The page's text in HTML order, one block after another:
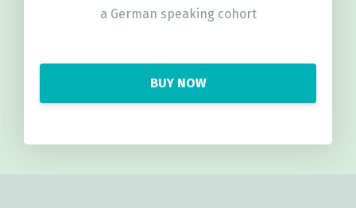
a German speaking cohort
BUY NOW